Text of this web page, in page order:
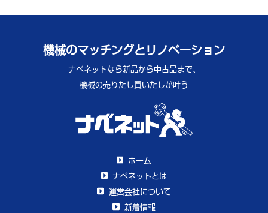
機械のマッチングとリノベーション
ナベネットなら新品から中古品まで、
機械の売りたし買いたしが叶う
ホーム
ナベネットとは
運営会社について
新着情報